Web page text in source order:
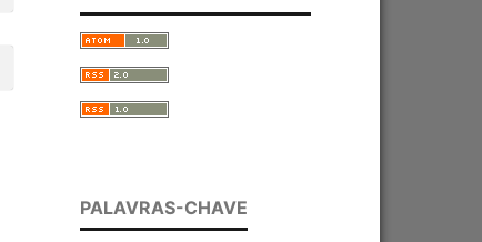
PALAVRAS-CHAVE